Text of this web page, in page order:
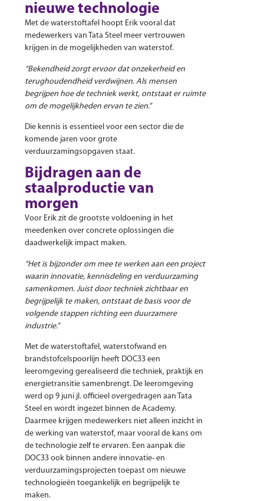
nieuwe technologie
Met de waterstoftafel hoopt Erik vooral dat
medewerkers van Tata Steel meer vertrouwen
krijgen in de mogelijkheden van waterstof.
“Bekendheid zorgt ervoor dat onzekerheid en
terughoudendheid verdwijnen. Als mensen
begrijpen hoe de techniek werkt, ontstaat er ruimte
om de mogelijkheden ervan te zien.”
Die kennis is essentieel voor een sector die de
komende jaren voor grote
verduurzamingsopgaven staat.
Bijdragen aan de
staalproductie van
morgen
Voor Erik zit de grootste voldoening in het
meedenken over concrete oplossingen die
daadwerkelijk impact maken.
“Het is bijzonder om mee te werken aan een project
waarin innovatie, kennisdeling en verduurzaming
samenkomen. Juist door techniek zichtbaar en
begrijpelijk te maken, ontstaat de basis voor de
volgende stappen richting een duurzamere
industrie.”
Met de waterstoftafel, waterstofwand en
brandstofcelspoorlijn heeft DOC33 een
leeromgeving gerealiseerd die techniek, praktijk en
energietransitie samenbrengt. De leeromgeving
werd op 9 juni jl. officieel overgedragen aan Tata
Steel en wordt ingezet binnen de Academy.
Daarmee krijgen medewerkers niet alleen inzicht in
de werking van waterstof, maar vooral de kans om
de technologie zelf te ervaren. Een aanpak die
DOC33 ook binnen andere innovatie- en
verduurzamingsprojecten toepast om nieuwe
technologieën toegankelijk en begrijpelijk te
maken.